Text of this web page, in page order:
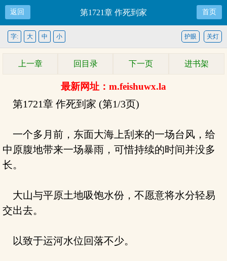
返回 第1721章 作死到家 首页
关灯
护眼
字: 大 中 小
上一章 回目录 下一页 进书架
最新网址：m.feishuwx.la
第1721章 作死到家 (第1/3页)
一个多月前，东面大海上刮来的一场台风，给
中原腹地带来一场暴雨，可惜持续的时间并没多
长。
大山与平原土地吸饱水份，不愿意将水分轻易
交出去。
以致于运河水位回落不少。